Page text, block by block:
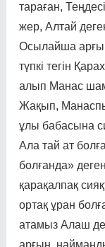
тараған,
жер, Алтай
Осылайша арғы
түпкі тегін
алып Манас
Жақып,
ұлы бабасына
Ала тай ат
болғанда»
қарақалпақ
ортақ ұран
атамыз Алаш
арғын,